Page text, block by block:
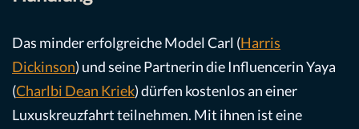
Das minder erfolgreiche Model Carl (Harris
Dickinson) und seine Partnerin die Influencerin Yaya
(Charlbi Dean Kriek) dürfen kostenlos an einer
Luxuskreuzfahrt teilnehmen. Mit ihnen ist eine